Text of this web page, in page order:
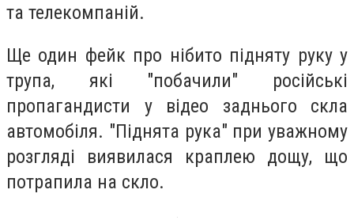
та телекомпаній.
Ще один фейк про нібито підняту руку у
трупа, які "побачили" російські
пропагандисти у відео заднього скла
автомобіля. "Піднята рука" при уважному
розгляді виявилася краплею дощу, що
потрапила на скло.